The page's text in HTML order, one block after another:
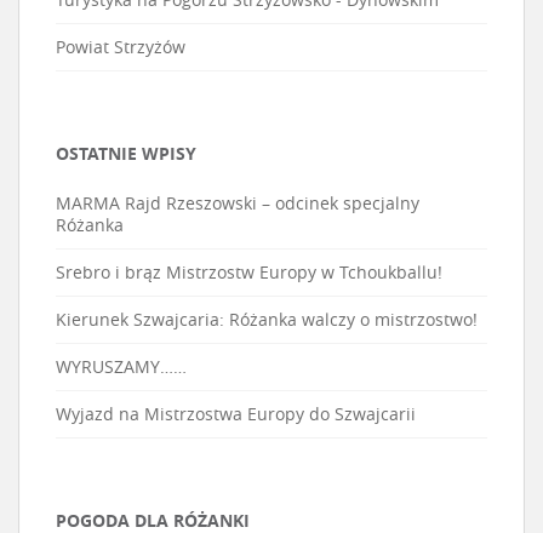
Powiat Strzyżów
OSTATNIE WPISY
MARMA Rajd Rzeszowski – odcinek specjalny
Różanka
Srebro i brąz Mistrzostw Europy w Tchoukballu!
Kierunek Szwajcaria: Różanka walczy o mistrzostwo!
WYRUSZAMY……
Wyjazd na Mistrzostwa Europy do Szwajcarii
POGODA DLA RÓŻANKI